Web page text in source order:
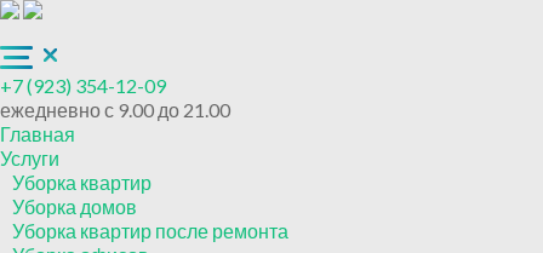
+7 (923) 354-12-09
ежедневно с 9.00 до 21.00
Главная
Услуги
Уборка квартир
Уборка домов
Уборка квартир после ремонта